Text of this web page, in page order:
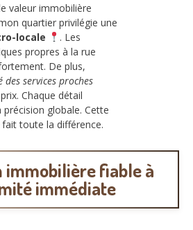
valeur immobilière
quartier privilégie une
locale
. Les
propres à la rue
De plus,
services proches
Chaque détail
précision globale. Cette
toute la différence.
immobilière fiable à
immédiate